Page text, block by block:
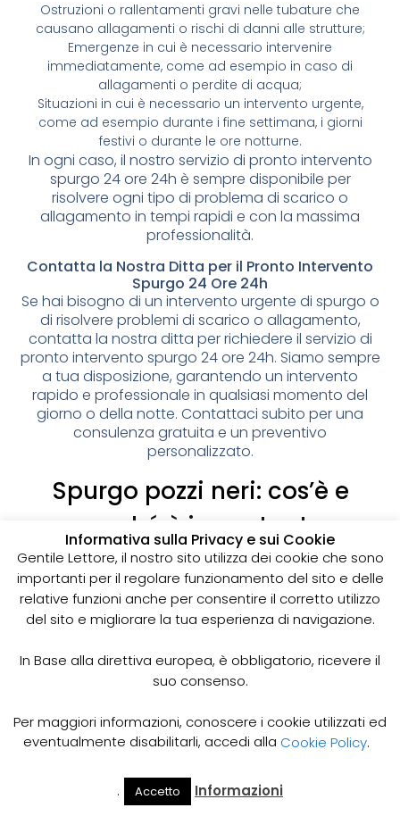
Ostruzioni o rallentamenti gravi nelle tubature che
causano allagamenti o rischi di danni alle strutture;
Emergenze in cui è necessario intervenire
immediatamente, come ad esempio in caso di
allagamenti o perdite di acqua;
Situazioni in cui è necessario un intervento urgente,
come ad esempio durante i fine settimana, i giorni
festivi o durante le ore notturne.
In ogni caso, il nostro servizio di pronto intervento
spurgo 24 ore 24h è sempre disponibile per
risolvere ogni tipo di problema di scarico o
allagamento in tempi rapidi e con la massima
professionalità.
Contatta la Nostra Ditta per il Pronto Intervento
Spurgo 24 Ore 24h
Se hai bisogno di un intervento urgente di spurgo o
di risolvere problemi di scarico o allagamento,
contatta la nostra ditta per richiedere il servizio di
pronto intervento spurgo 24 ore 24h. Siamo sempre
a tua disposizione, garantendo un intervento
rapido e professionale in qualsiasi momento del
giorno o della notte. Contattaci subito per una
consulenza gratuita e un preventivo
personalizzato.
Spurgo pozzi neri: cos’è e
perché è importante
I pozzi neri sono delle strutture sotterranee utilizzate
per la raccolta delle acque reflue domestiche,
soprattutto in zone dove non è disponibile un
sistema di smaltimento delle acque fognarie. Lo
spurgo dei pozzi neri è un’operazione essenziale
e prevenire il rischio di allagamenti, cattivi odori e
infezioni.
Come funziona lo spurgo dei pozzi neri
Lo spurgo dei pozzi neri viene effettuato mediante
specifiche, in grado di aspirare e rimuovere le
acque reflue e i sedimenti accumulati all’interno del
Cerca Il Mio
Informativa sulla Privacy e sui Cookie
Gentile Lettore, il nostro sito utilizza dei cookie che sono
importanti per il regolare funzionamento del sito e delle
relative funzioni anche per consentire il corretto utilizzo
del sito e migliorare la tua esperienza di navigazione.
In Base alla direttiva europea, è obbligatorio, ricevere il
suo consenso.
Per maggiori informazioni, conoscere i cookie utilizzati ed
eventualmente disabilitarli, accedi alla Cookie Policy.
. Accetto Informazioni